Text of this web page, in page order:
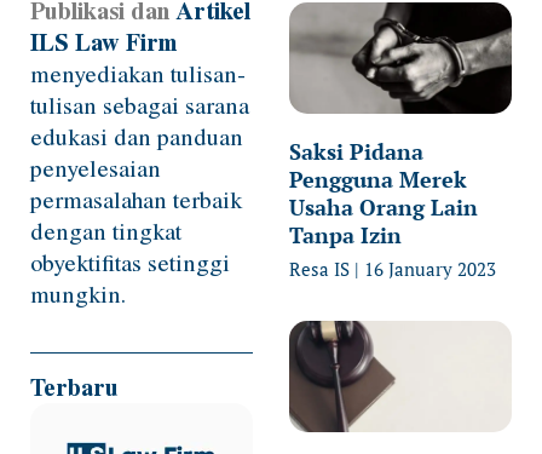
Publikasi danArtikel
ILS Law Firm
menyediakan tulisan-
tulisan sebagai sarana
edukasi dan panduan
penyelesaian
permasalahan terbaik
dengan tingkat
obyektifitas setinggi
mungkin.
Terbaru
Saksi Pidana
Pengguna Merek
Usaha Orang Lain
Tanpa Izin
Resa IS 16 January 2023
PagePagePage